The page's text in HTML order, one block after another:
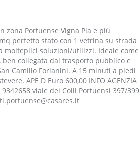
zona Portuense Vigna Pia e più
perfetto stato con 1 vetrina su strada
molteplici soluzioni/utilizzi. Ideale come
collegata dal trasporto pubblico e
Camillo Forlanini. A 15 minuti a piedi
APE D Euro 600,00 INFO AGENZIA
viale dei Colli Portuensi 397/399